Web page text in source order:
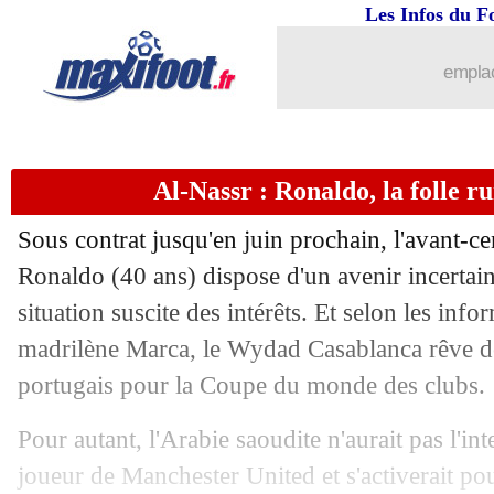
Les Infos du
Al-Nassr : Ronaldo, la folle
Sous contrat jusqu'en juin prochain, l'avant-
Ronaldo (40 ans) dispose d'un avenir
situation suscite des intérêts. Et selon les
madrilène Marca, le Wydad Casablanca rêve
portugais pour la Coupe du monde des clubs.
Pour autant, l'Arabie saoudite n'aurait pas
joueur de Manchester United et s'activerait
: un titre, une urgence pour
22/05 Tottenham: 8 coachs en échec avant
: les demandes de Yamal, Deco
22/05 Angers: Niane suspendu 2 ans pour
22/05 Trophées UNFP: De Zerbi absent,
22/05 ASSE: un possible repêchage en
22/05 Barça: le PSG et Yamal, Deco